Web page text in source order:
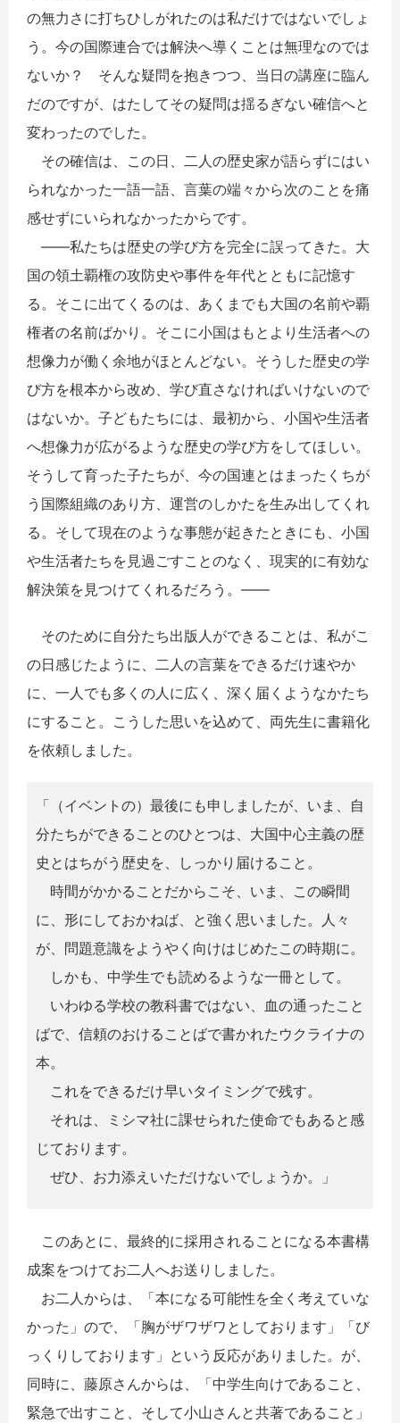
の無力さに打ちひしがれたのは私だけではないでしょ
う。今の国際連合では解決へ導くことは無理なのでは
ないか？ そんな疑問を抱きつつ、当日の講座に臨ん
だのですが、はたしてその疑問は揺るぎない確信へと
変わったのでした。
その確信は、この日、二人の歴史家が語らずにはい
られなかった一語一語、言葉の端々から次のことを痛
感せずにいられなかったからです。
――私たちは歴史の学び方を完全に誤ってきた。大
国の領土覇権の攻防史や事件を年代とともに記憶す
る。そこに出てくるのは、あくまでも大国の名前や覇
権者の名前ばかり。そこに小国はもとより生活者への
想像力が働く余地がほとんどない。そうした歴史の学
び方を根本から改め、学び直さなければいけないので
はないか。子どもたちには、最初から、小国や生活者
へ想像力が広がるような歴史の学び方をしてほしい。
そうして育った子たちが、今の国連とはまったくちが
う国際組織のあり方、運営のしかたを生み出してくれ
る。そして現在のような事態が起きたときにも、小国
や生活者たちを見過ごすことのなく、現実的に有効な
解決策を見つけてくれるだろう。――
そのために自分たち出版人ができることは、私がこ
の日感じたように、二人の言葉をできるだけ速やか
に、一人でも多くの人に広く、深く届くようなかたち
にすること。こうした思いを込めて、両先生に書籍化
を依頼しました。
「（イベントの）最後にも申しましたが、いま、自
分たちができることのひとつは、大国中心主義の歴
史とはちがう歴史を、しっかり届けること。
時間がかかることだからこそ、いま、この瞬間
に、形にしておかねば、と強く思いました。人々
が、問題意識をようやく向けはじめたこの時期に。
しかも、中学生でも読めるような一冊として。
いわゆる学校の教科書ではない、血の通ったこと
ばで、信頼のおけることばで書かれたウクライナの
本。
これをできるだけ早いタイミングで残す。
それは、ミシマ社に課せられた使命でもあると感
じております。
ぜひ、お力添えいただけないでしょうか。」
このあとに、最終的に採用されることになる本書構
成案をつけてお二人へお送りしました。
お二人からは、「本になる可能性を全く考えていな
かった」ので、「胸がザワザワとしております」「び
っくりしております」という反応がありました。が、
同時に、藤原さんからは、「中学生向けであること、
緊急で出すこと、そして小山さんと共著であること」